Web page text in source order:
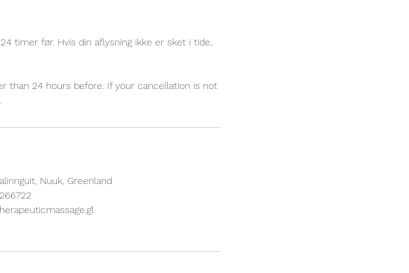
timer før. Hvis din aflysning ikke er sket i tide,
than 24 hours before. If your cancellation is not
Nuuk, Greenland